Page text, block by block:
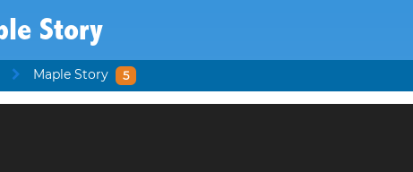
Story
Maple Story 5